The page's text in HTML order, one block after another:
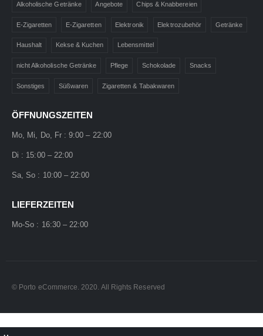
Alkoholische Getränke Angebote Chips & Knabbereien
E-Zigaretten E-Zigaretten Elektronik Elektrozubehör Getränke
Haushalt Kekse & Kuchen Lebensmittel
nicht Alkoholische Getränke Pflege Schokolade Snacks
Sonstiges Süßwaren Zigaretten & Tabakwaren
ÖFFNUNGSZEITEN
Mo, Mi, Do, Fr : 9:00 – 22:00
Di : 15:00 – 22:00
Sa, So : 10:00 – 22:00
LIEFERZEITEN
Mo-So : 16:30 – 22:00
© Porto eCommerce. 2020. All Rights Reserved